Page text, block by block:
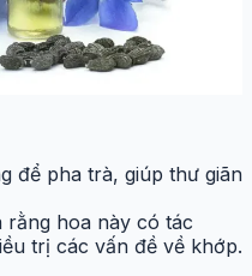
để pha trà, giúp thư giãn
hoa này có tác
trị các vấn đề về khớp.